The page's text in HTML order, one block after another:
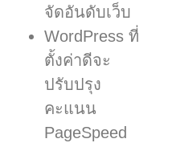
จัดอันดับเว็บ
WordPress ที่
ตั้งค่าดีจะ
ปรับปรุง
คะแนน
PageSpeed